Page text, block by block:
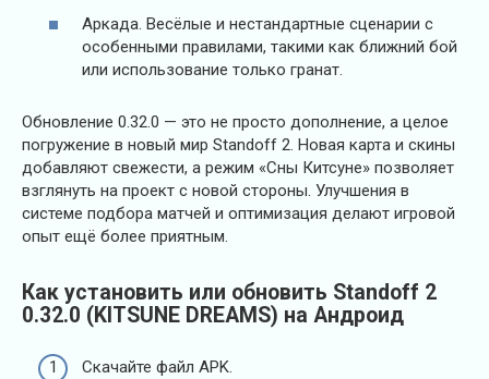
Аркада. Весёлые и нестандартные сценарии с
особенными правилами, такими как ближний бой
или использование только гранат.
Обновление 0.32.0 — это не просто дополнение, а целое
погружение в новый мир Standoff 2. Новая карта и скины
добавляют свежести, а режим «Сны Китсуне» позволяет
взглянуть на проект с новой стороны. Улучшения в
системе подбора матчей и оптимизация делают игровой
опыт ещё более приятным.
Как установить или обновить Standoff 2
0.32.0 (KITSUNE DREAMS) на Андроид
Скачайте файл APK.